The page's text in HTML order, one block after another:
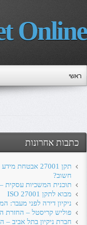
Online
ראשי
כתבות אחרונות
תקן 27001
חשוב?
תוכנית המשכיות עסקית
מבוא לתקן ISO 27001
ניקיון דירה לפני
פוליש קריסטל – החזרת
חברת ניקיון בתל אביב –